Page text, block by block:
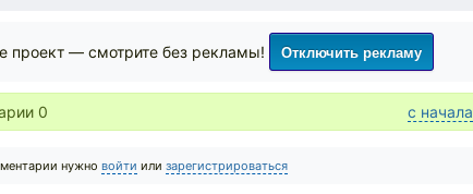
проект — смотрите без рекламы! Отключить рекламу
0 с начала
нужно войти или зарегистрироваться